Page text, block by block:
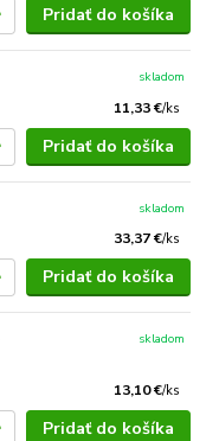
Pridať do košíka
11,33 €/ks
skladom
Pridať do košíka
33,37 €/ks
skladom
Pridať do košíka
13,10 €/ks
skladom
Pridať do košíka